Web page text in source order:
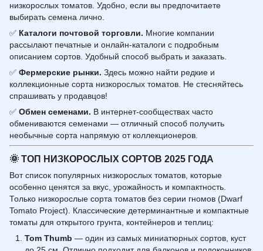
низкорослых томатов. Удобно, если вы предпочитаете
выбирать семена лично.
✅ Каталоги почтовой торговли. Многие компании
рассылают печатные и онлайн-каталоги с подробным
описанием сортов. Удобный способ выбрать и заказать.
✅ Фермерские рынки. Здесь можно найти редкие и
коллекционные сорта низкорослых томатов. Не стесняйтесь
спрашивать у продавцов!
✅ Обмен семенами. В интернет-сообществах часто
обмениваются семенами — отличный способ получить
необычные сорта напрямую от коллекционеров.
🌞 ТОП НИЗКОРОСЛЫХ СОРТОВ 2025 ГОДА
Вот список популярных низкорослых томатов, которые
особенно ценятся за вкус, урожайность и компактность.
Только низкорослые сорта томатов без серии гномов (Dwarf
Tomato Project). Классические детерминантные и компактные
томаты для открытого грунта, контейнеров и теплиц:
Tom Thumb — один из самых миниатюрных сортов, куст